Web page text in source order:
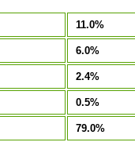
11.0%
6.0%
2.4%
0.5%
79.0%